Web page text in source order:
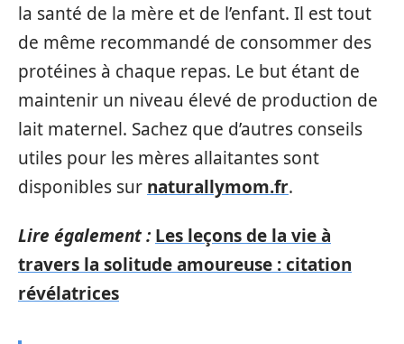
la santé de la mère et de l’enfant. Il est tout
de même recommandé de consommer des
protéines à chaque repas. Le but étant de
maintenir un niveau élevé de production de
lait maternel. Sachez que d’autres conseils
utiles pour les mères allaitantes sont
disponibles sur naturallymom.fr.
Lire également : Les leçons de la vie à
travers la solitude amoureuse : citation
révélatrices